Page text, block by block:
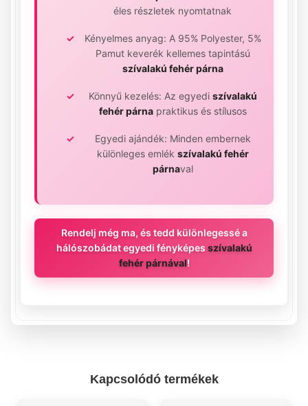
éles részletek nyomtatnak
Kényelmes anyag: A 95% Polyester, 5%
Pamut keverék kellemes tapintású
szívalakú fehér párna
Könnyű kezelés: Az egyedi szívalakú
fehér párnapraktikus és stílusos
Egyedi ajándék: Minden embernek
különleges emlék szívalakú fehér
párnaval
Rendelj még ma, és tedd különlegessé a
hálószobádat egyedi fényképes szívalakú
fehér párnával!
Kapcsolódó termékek